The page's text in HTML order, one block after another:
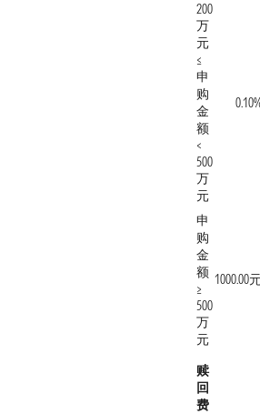
200
万
元
≤
申
购
金
额
<
500
万
元
申
购
金
额
≥
500
万
元
1000.00
赎
回
费